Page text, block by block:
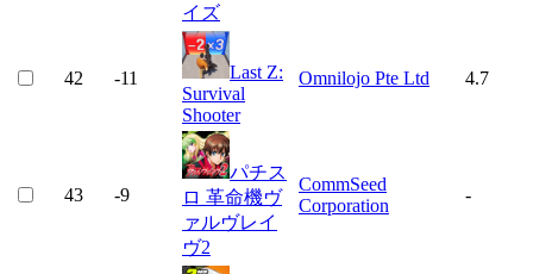
イズ
42 -11
Last Z:
Survival
Shooter
Omnilojo Pte Ltd 4.7
43 -9
パチス
ロ 革命機ヴ
ァルヴレイ
ヴ2
CommSeed
Corporation
-